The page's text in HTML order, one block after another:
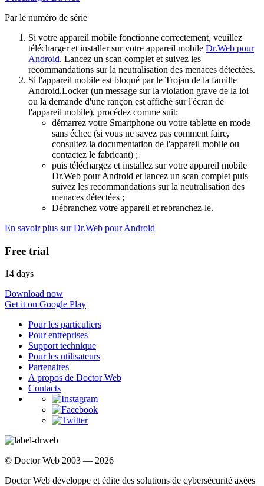
Par le numéro de série
Si votre appareil mobile fonctionne correctement, veuillez
télécharger et installer sur votre appareil mobile Dr.Web pour
Android. Lancez un scan complet et suivez les
recommandations sur la neutralisation des menaces détectées.
Si l'appareil mobile est bloqué par le Trojan de la famille
Android.Locker (un message sur la violation grave de la loi
ou la demande d'une rançon est affiché sur l'écran de
l'appareil mobile), procédez comme suit:
démarrez votre Smartphone ou votre tablette en mode
sans échec (si vous ne savez pas comment faire,
consultez la documentation de l'appareil mobile ou
contactez le fabricant) ;
puis téléchargez et installez sur votre appareil mobile
Dr.Web pour Android et lancez un scan complet puis
suivez les recommandations sur la neutralisation des
menaces détectées ;
Débranchez votre appareil et rebranchez-le.
En savoir plus sur Dr.Web pour Android
Free trial
14 days
Download now
Get it on Google Play
Pour les particuliers
Pour entreprises
Support technique
Pour les utilisateurs
Partenaires
A propos de Doctor Web
Contacts
© Doctor Web 2003 — 2026
Doctor Web développe et édite des solutions de cybersécurité axées